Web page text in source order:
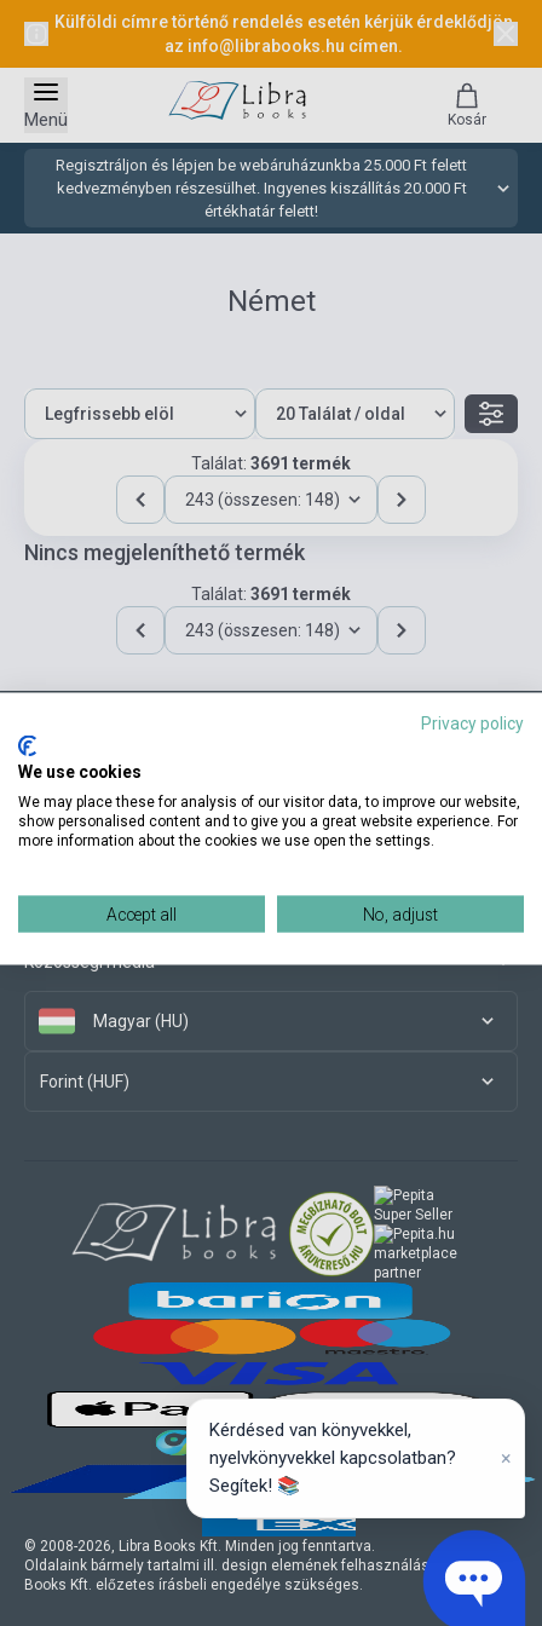
Külföldi címre történő rendelés esetén kérjük érdeklődjön
az info@librabooks.hu címen.
Regisztráljon és lépjen be webáruházunkba 25.000 Ft felett
kedvezményben részesülhet. Ingyenes kiszállítás 20.000 Ft
értékhatár felett!
Menü Kosár
Német
Találat: 3691 termék
243 (összesen: 148)
Nincs megjeleníthető termék
Találat: 3691 termék
243 (összesen: 148)
Elérhetőségeink
Közösségi média
Magyar (HU)
Forint (HUF)
© 2008-2026, Libra Books Kft. Minden jog fenntartva.
Oldalaink bármely tartalmi ill. design elemének felhasználásához a Libra
Books Kft. előzetes írásbeli engedélye szükséges.
marketplace
partner
Privacy policy
We use cookies
We may place these for analysis of our visitor data, to improve our website,
show personalised content and to give you a great website experience. For
more information about the cookies we use open the settings.
Accept all No, adjust
Kérdésed van könyvekkel,
nyelvkönyvekkel kapcsolatban?
Segítek! 📚
×